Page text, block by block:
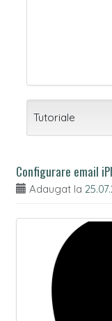
Tutoriale
Configurare email
Adaugat la